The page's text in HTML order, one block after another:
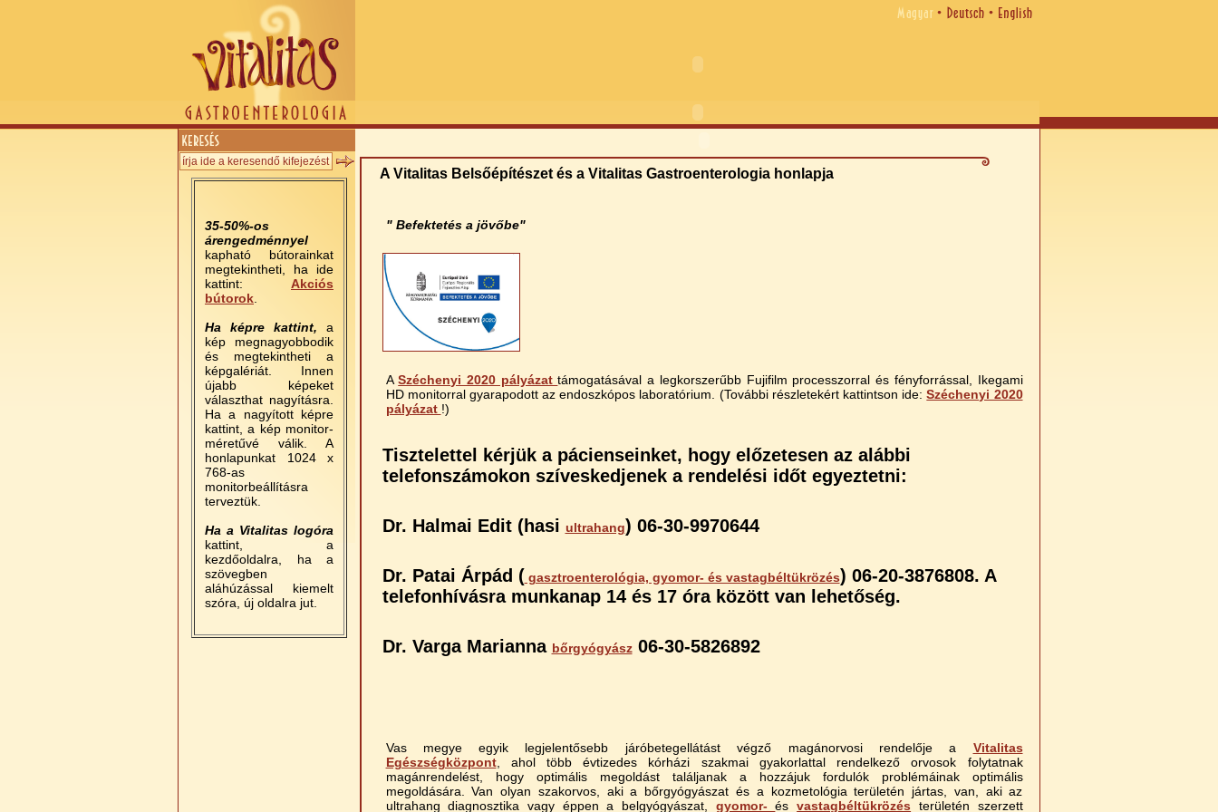
35-50%-os
árengedménnyel
kapható bútorainkat
megtekintheti, ha ide
kattint: Akciós
bútorok
Ha képre kattint, a
kép megnagyobbodik
és megtekintheti a
képgalériát. Innen
újabb képeket
választhat nagyításra.
Ha a nagyított képre
kattint, a kép monitor-
méretűvé válik. A
honlapunkat 1024 x
768-as
monitorbeállításra
terveztük.
Ha a Vitalitas logóra
kattint, a
kezdőoldalra, ha a
szövegben
aláhúzással kiemelt
szóra, új oldalra jut.
A Vitalitas Belsőépítészet és a Vitalitas Gastroenterologia honlapja
" Befektetés a jövőbe"
ASzéchenyi 2020 pályázattámogatásával a legkorszerűbb Fujifilm processzorral és fényforrással, Ikegami
HD monitorral gyarapodott az endoszkópos laboratórium. (További részletekért kattintson ide:Széchenyi 2020
pályázat !)
Tisztelettel kérjük a pácienseinket, hogy előzetesen az alábbi
telefonszámokon szíveskedjenek a rendelési időt egyeztetni:
Dr. Halmai Edit (hasi ultrahang) 06-30-9970644
Dr. Patai Árpád ( gasztroenterológia, gyomor- és vastagbéltükrözés) 06-20-3876808. A
telefonhívásra munkanap 14 és 17 óra között van lehetőség.
Dr. Varga Marianna bőrgyógyász06-30-5826892
Vas megye egyik legjelentősebb járóbetegellátást végző magánorvosi rendelője a Vitalitas
Egészségközpont, ahol több évtizedes kórházi szakmai gyakorlattal rendelkező orvosok folytatnak
magánrendelést, hogy optimális megoldást találjanak a hozzájuk fordulók problémáinak optimális
megoldására. Van olyan szakorvos, aki a bőrgyógyászat és a kozmetológia területén jártas, van, aki az
ultrahang diagnosztika vagy éppen a belgyógyászat, gyomor-ésvastagbéltükrözés területén szerzett